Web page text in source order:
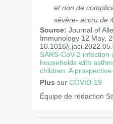
et non de
sévère- accru de
Source: Journal of
Immunology 12 May,
10.1016/
SARS-CoV-2 infection
households with
children. A
Plus sur COVID-19
Équipe de rédaction